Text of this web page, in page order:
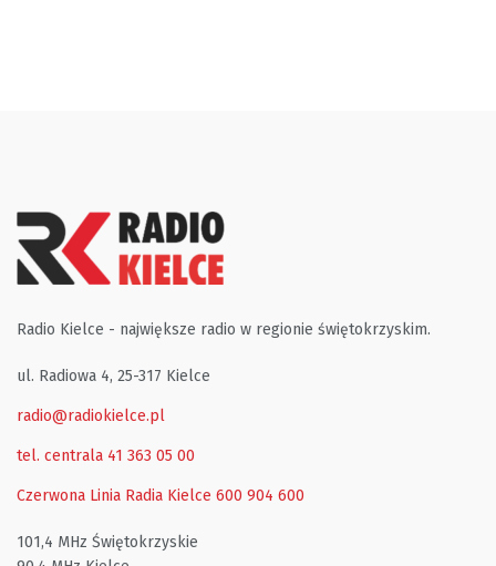
Radio Kielce - największe radio w regionie świętokrzyskim.
ul. Radiowa 4, 25-317 Kielce
radio@radiokielce.pl
tel. centrala 41 363 05 00
Czerwona Linia Radia Kielce 600 904 600
101,4 MHz Świętokrzyskie